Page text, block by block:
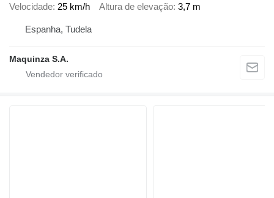
Velocidade 25 km/h Altura de elevação 3,7 m
Espanha, Tudela
Maquinza S.A.